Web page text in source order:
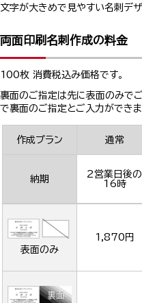
文字が大きめで見やすい名刺デ
両面印刷名刺作成の料金
100枚 消費税込み価格です。
裏面のご指定は先に表面のみで
で裏面のご指定とご入力ができま
作成プラン 通常
納期
2営業日後の
16時
表面のみ
1,870円